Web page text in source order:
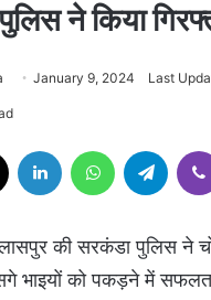
ने किया
January 9, 2024 Last
LinkedIn WhatsApp
की सरकंडा पुलिस ने
भाइयों को पकड़ने में